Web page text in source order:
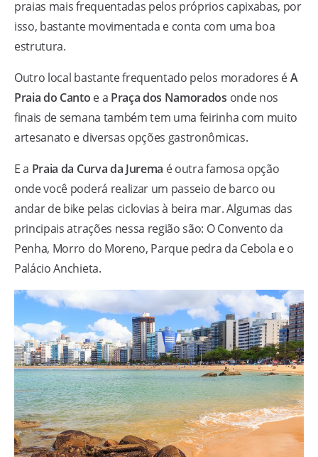
praias mais frequentadas pelos próprios capixabas, por
isso, bastante movimentada e conta com uma boa
estrutura.
Outro local bastante frequentado pelos moradores éA
Praia do Canto e a Praça dos Namorados onde nos
finais de semana também tem uma feirinha com muito
artesanato e diversas opções gastronômicas.
E a Praia da Curva da Jurema é outra famosa opção
onde você poderá realizar um passeio de barco ou
andar de bike pelas ciclovias à beira mar. Algumas das
principais atrações nessa região são: O Convento da
Penha, Morro do Moreno, Parque pedra da Cebola e o
Palácio Anchieta.